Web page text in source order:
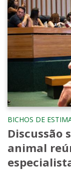
BICHOS DE
Discussão
animal